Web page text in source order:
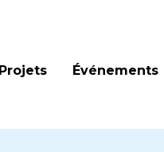
Projets Événements